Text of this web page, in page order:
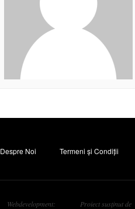
Despre Noi Termeni și Condiții
Webdevelopment:
Proiect susținut de